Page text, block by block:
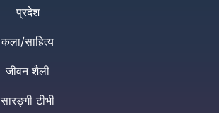
प्रदेश
कला/साहित्य
जीवन शैली
सारङ्गी टीभी